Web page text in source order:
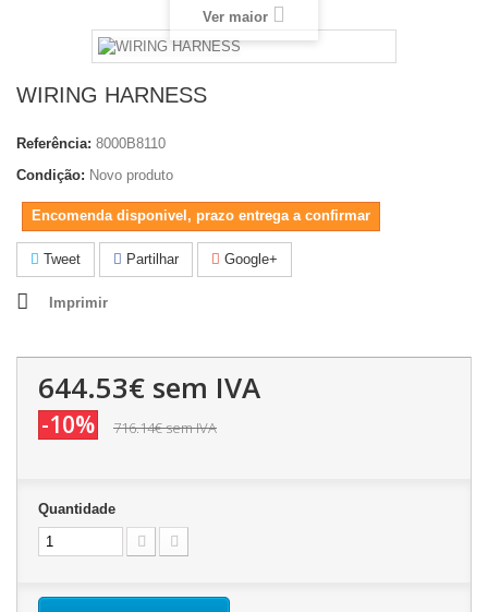
Ver maior
WIRING HARNESS
Referência: 8000B8110
Condição: Novo produto
Encomenda disponivel, prazo entrega a confirmar
Tweet Partilhar Google+
Imprimir
644.53€ sem IVA
-10% 716.14€sem IVA
Quantidade